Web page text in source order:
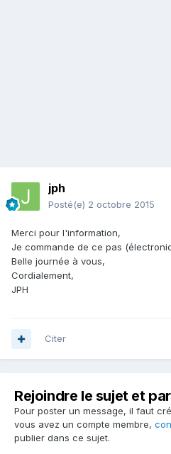
jph
Posté(e) 2 octobre 2015
Merci pour l'information,
Je commande de ce pas
Belle journée à vous,
Cordialement,
JPH
Citer
Rejoindre le sujet et
Pour poster un message, il faut
vous avez un compte membre,
publier dans ce sujet.